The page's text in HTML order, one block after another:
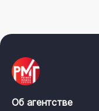
Об агентстве